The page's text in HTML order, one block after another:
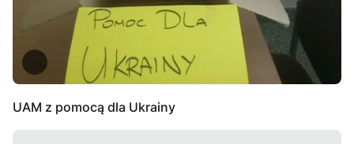
UAM z pomocą dla Ukrainy